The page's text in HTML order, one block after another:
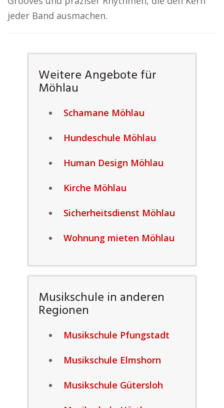
jeder Band ausmachen.
Weitere Angebote für
Möhlau
Schamane Möhlau
Hundeschule Möhlau
Human Design Möhlau
Kirche Möhlau
Sicherheitsdienst Möhlau
Wohnung mieten Möhlau
Musikschule in anderen
Regionen
Musikschule Pfungstadt
Musikschule Elmshorn
Musikschule Gütersloh